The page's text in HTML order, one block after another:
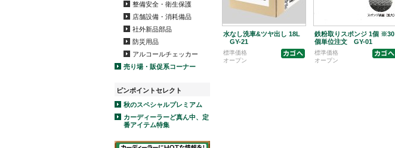
整備安全・衛生保護
店舗設備・消耗備品
社外新品部品
防災用品
アルコールチェッカー
売り場・販促系コーナー
ピンポイントセレクト
秋のスペシャルプレミアム
カーディーラーど真ん中、定
番アイテム特集
水なし洗車&ツヤ出し 18L
GY-21
標準価格
オープン
鉄粉取りスポンジ 1個 ※30
個単位注文 GY-01
標準価格
オープン